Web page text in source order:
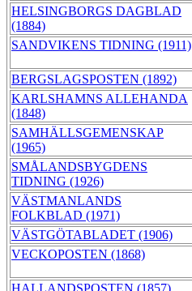
HELSINGBORGS DAGBLAD
(1884)
SANDVIKENS TIDNING (1911)
BERGSLAGSPOSTEN (1892)
KARLSHAMNS ALLEHANDA
(1848)
SAMHÄLLSGEMENSKAP
(1965)
SMÅLANDSBYGDENS
TIDNING (1926)
VÄSTMANLANDS
FOLKBLAD (1971)
VÄSTGÖTABLADET (1906)
VECKOPOSTEN (1868)